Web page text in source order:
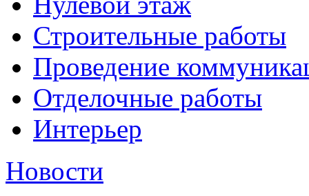
Строительные работы
Проведение
Отделочные работы
Интерьер
Новости